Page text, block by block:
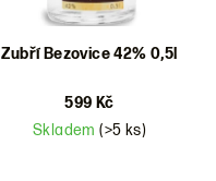
Zubří Bezovice 42% 0,5l
599 Kč
Skladem(>5 ks)